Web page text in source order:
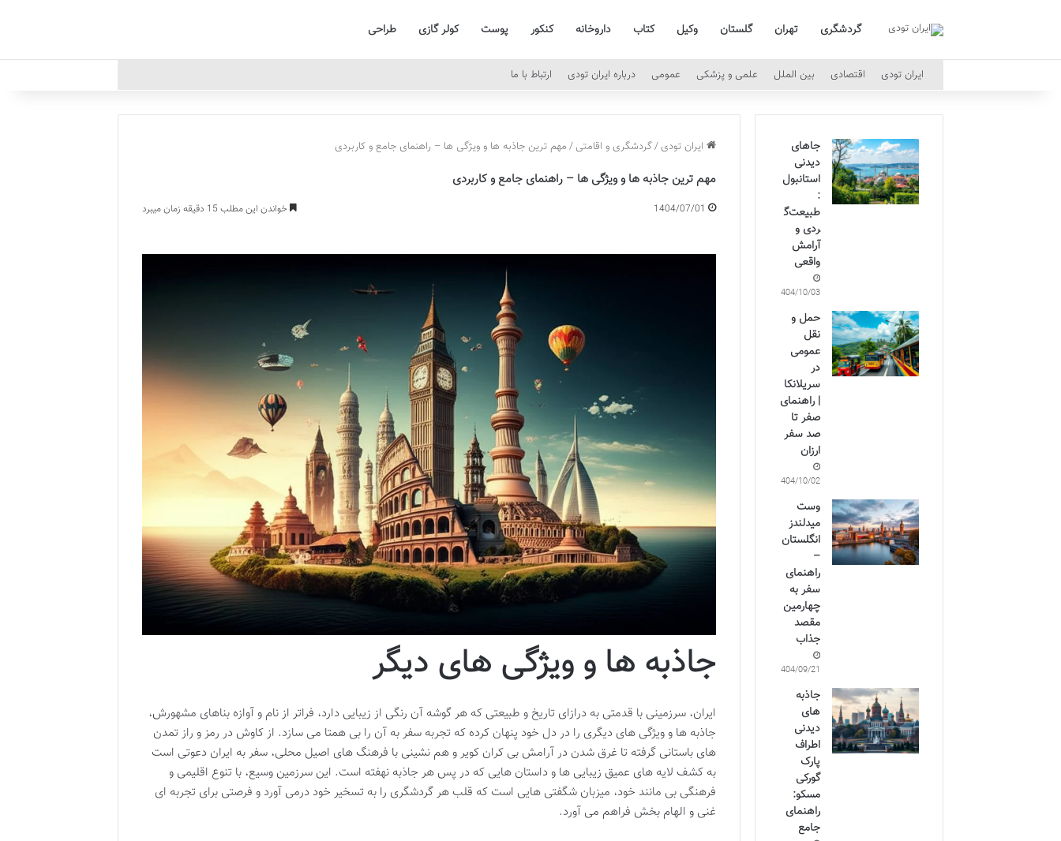
گردشگری تهران گلستان وکیل کتاب داروخانه کنکور پوست کولر گازی طراحی
ایران تودی اقتصادی بین الملل علمی و پزشکی عمومی درباره ایران تودی ارتباط با ما
ایران تودی /گردشگری و اقامتی / مهم ترین جاذبه ها و ویژگی ها – راهنمای جامع و کاربردی
مهم ترین جاذبه ها و ویژگی ها – راهنمای جامع و کاربردی
1404/07/01 خواندن این مطلب 15 دقیقه زمان میبرد
جاذبه ها و ویژگی های دیگر
ایران، سرزمینی با قدمتی به درازای تاریخ و طبیعتی که هر گوشه آن رنگی از زیبایی دارد، فراتر از نام و آوازه بناهای مشهورش،
جاذبه ها و ویژگی های دیگری را در دل خود پنهان کرده که تجربه سفر به آن را بی همتا می سازد. از کاوش در رمز و راز تمدن
های باستانی گرفته تا غرق شدن در آرامش بی کران کویر و هم نشینی با فرهنگ های اصیل محلی، سفر به ایران دعوتی است
به کشف لایه های عمیق زیبایی ها و داستان هایی که در پس هر جاذبه نهفته است. این سرزمین وسیع، با تنوع اقلیمی و
فرهنگی بی مانند خود، میزبان شگفتی هایی است که قلب هر گردشگری را به تسخیر خود درمی آورد و فرصتی برای تجربه ای
غنی و الهام بخش فراهم می آورد.
جاهای
دیدنی
استانبول
:
طبیعت‌گ
ردی و
آرامش
واقعی
1404/10/03
حمل و
نقل
عمومی
در
سریلانکا
| راهنمای
صفر تا
صد سفر
ارزان
1404/10/02
وست
میدلندز
انگلستان
–
راهنمای
سفر به
چهارمین
مقصد
جذاب
1404/09/21
جاذبه
های
دیدنی
اطراف
پارک
گورکی
مسکو:
راهنمای
جامع